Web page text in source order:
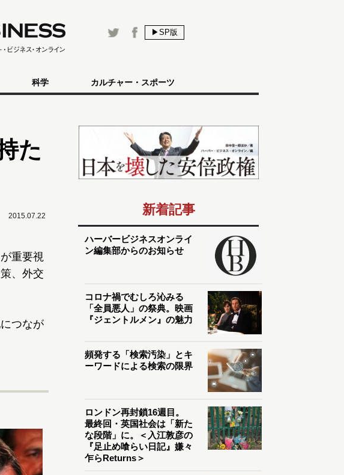
▶SP版
科学 カルチャー・スポーツ
た
2015.07.22
重要視
、外交
つなが
新着記事
ハーバービジネスオンライ
ン編集部からのお知らせ
コロナ禍でむしろ沁みる
「全員悪人」の祭典。映画
『ジェントルメン』の魅力
頻発する「検索汚染」とキ
ーワードによる検索の限界
ロンドン再封鎖16週目。
最終回・英国社会は「新た
な段階」に。＜入江敦彦の
『足止め喰らい日記』嫌々
乍らReturns＞